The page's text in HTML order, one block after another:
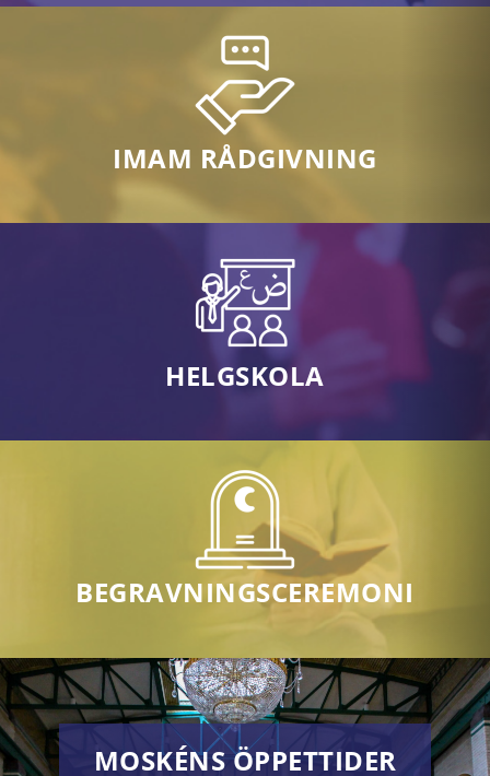
IMAM RÅDGIVNING
HELGSKOLA
BEGRAVNINGSCEREMONI
MOSKÉNS ÖPPETTIDER